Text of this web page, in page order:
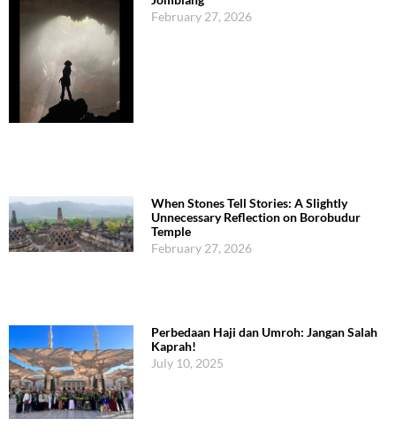
February 27, 2026
When Stones Tell Stories: A Slightly
Unnecessary Reflection on Borobudur
Temple
February 27, 2026
Perbedaan Haji dan Umroh: Jangan Salah
Kaprah!
July 10, 2025